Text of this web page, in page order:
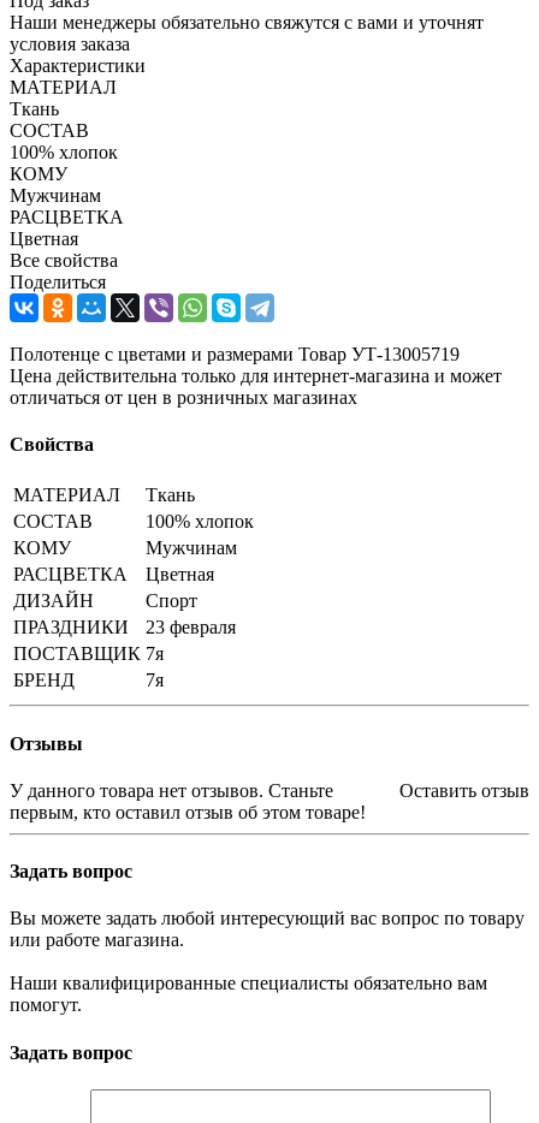
Наши менеджеры обязательно свяжутся с вами и уточнят
условия заказа
Характеристики
МАТЕРИАЛ
Ткань
СОСТАВ
100% хлопок
КОМУ
Мужчинам
РАСЦВЕТКА
Цветная
Все свойства
Поделиться
Полотенце с цветами и размерами Товар УТ-13005719
Цена действительна только для интернет-магазина и может
отличаться от цен в розничных магазинах
Свойства
МАТЕРИАЛ
Ткань
СОСТАВ
100% хлопок
КОМУ
Мужчинам
РАСЦВЕТКА
Цветная
ДИЗАЙН
Спорт
ПРАЗДНИКИ
23 февраля
ПОСТАВЩИК 7я
БРЕНД
7я
Отзывы
Оставить отзыв
У данного товара нет отзывов. Станьте
первым, кто оставил отзыв об этом товаре!
Задать вопрос
Вы можете задать любой интересующий вас вопрос по товару
или работе магазина.
Наши квалифицированные специалисты обязательно вам
помогут.
Задать вопрос